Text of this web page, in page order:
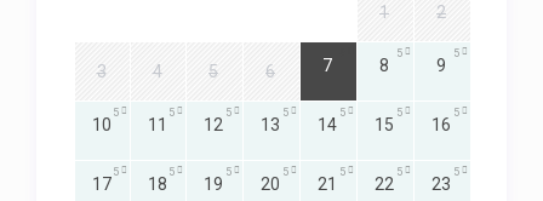
1 2
3 4 5 6 7 8
5
9
5
10
5
11
5
12
5
13
5
14
5
15
5
16
5
17
5
18
5
19
5
20
5
21
5
22
5
23
5